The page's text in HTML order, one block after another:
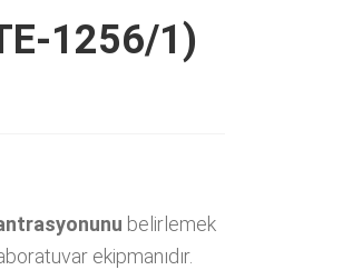
1256/1)
belirlemek
ekipmanıdır.